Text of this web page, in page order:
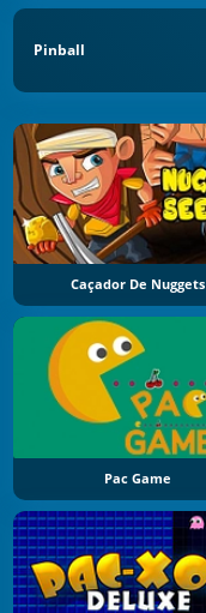
Pinball
Caçador De Nuggets
Pac Game